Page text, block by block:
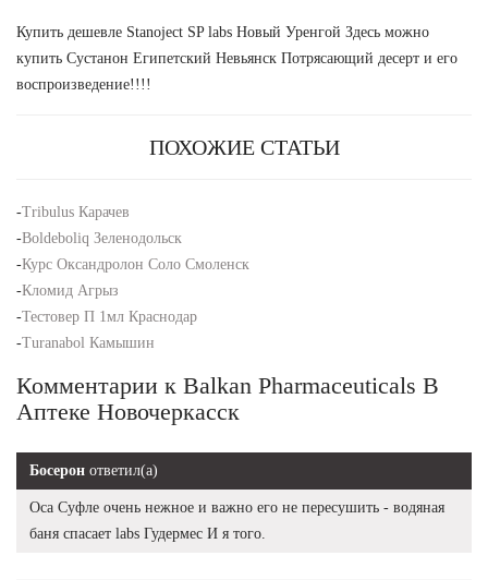
Купить дешевле Stanoject SP labs Новый Уренгой Здесь можно
купить Сустанон Египетский Невьянск Потрясающий десерт и его
воспроизведение!!!!
ПОХОЖИЕ СТАТЬИ
-Tribulus Карачев
-Boldeboliq Зеленодольск
-Курс Оксандролон Соло Смоленск
-Кломид Агрыз
-Тестовер П 1мл Краснодар
-Turanabol Камышин
Комментарии к Balkan Pharmaceuticals В
Аптеке Новочеркасск
Босерон ответил(а)
Оса Суфле очень нежное и важно его не пересушить - водяная
баня спасает labs Гудермес И я того.